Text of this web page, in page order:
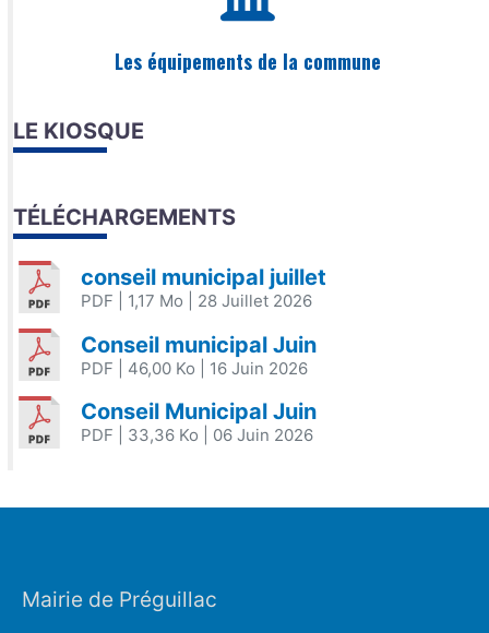
Les équipements de la commune
LE KIOSQUE
TÉLÉCHARGEMENTS
conseil municipal juillet
PDF | 1,17 Mo | 28 Juillet 2026
Conseil municipal Juin
PDF | 46,00 Ko | 16 Juin 2026
Conseil Municipal Juin
PDF | 33,36 Ko | 06 Juin 2026
Mairie de Préguillac